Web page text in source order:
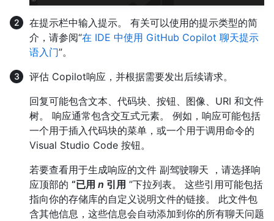
在提示栏中输入提示。 有关可以使用的提示类型的简
介，请参阅“在 IDE 中使用 GitHub Copilot 聊天提示
语入门”。
评估 Copilot响应，并根据需要发出后续请求。
回复可能包含文本、代码块、按钮、图像、URI 和文件
树。 响应通常包含交互式元素。 例如，响应可能包括
一个用于插入代码块的菜单，或一个用于调用命令的
Visual Studio Code 按钮。
若要查看用于生成响应的文件 副驾驶聊天 ，请选择响
应顶部的 “已用 n 引用 ”下拉列表。 这些引用可能包括
指向你的存储库的自定义说明文件的链接。 此文件包
含其他信息，这些信息会自动添加到你的所有聊天问题